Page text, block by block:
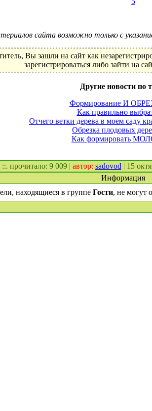
сайта возможно только с
Вы зашли на сайт как
зарегистрироваться либо зайти на
Другие новости по
Формирование И
Как правильно
Отчего ветки дерева в моем саду
Обрезка плодовых
Как формировать
::. прочитало: 9 009 | автор: sadovod | 15
Информация
находящиеся в группе Гости, не могут